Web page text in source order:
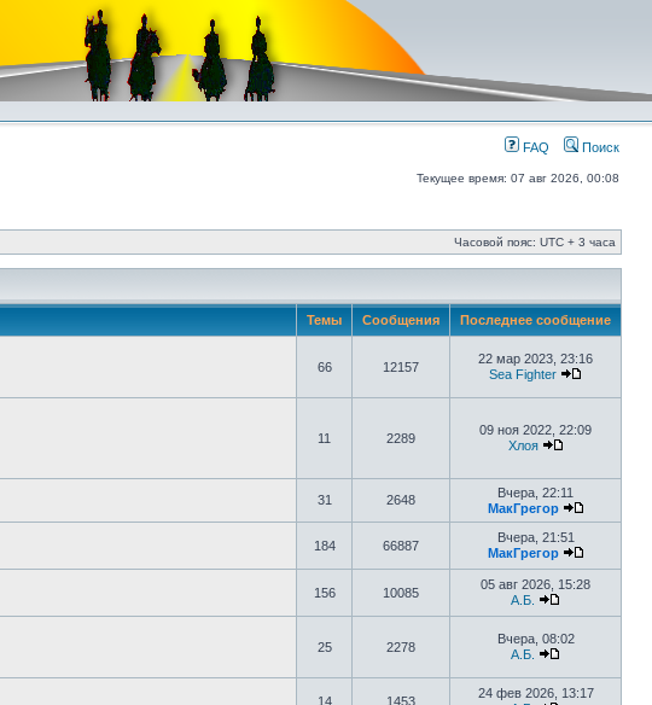
FAQ Поиск
Текущее время: 07 авг 2026, 00:08
Часовой пояс: UTC + 3 часа
Темы Сообщения Последнее сообщение
66 12157
22 мар 2023, 23:16
Sea Fighter
11 2289
09 ноя 2022, 22:09
Хлоя
31 2648
Вчера, 22:11
МакГрегор
184 66887
Вчера, 21:51
МакГрегор
156 10085
05 авг 2026, 15:28
А.Б.
25 2278
Вчера, 08:02
А.Б.
14 1453
24 фев 2026, 13:17